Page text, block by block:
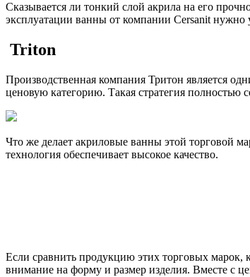
Сказывается ли тонкий слой акрила на его
эксплуатации ванны от компании Cersanit нужно
Triton
Производственная компания Тритон является
ценовую категорию. Такая стратегия полностью
Что же делает акриловые ванны этой торговой
технология обеспечивает высокое качество.
Если сравнить продукцию этих торговых марок,
внимание на форму и размер изделия. Вместе с